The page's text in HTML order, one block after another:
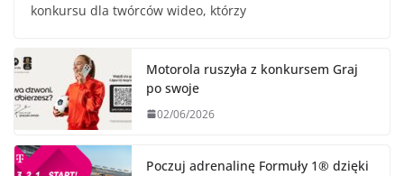
konkursu dla twórców wideo, którzy
Motorola ruszyła z konkursem Graj
po swoje
02/06/2026
Poczuj adrenalinę Formuły 1® dzięki